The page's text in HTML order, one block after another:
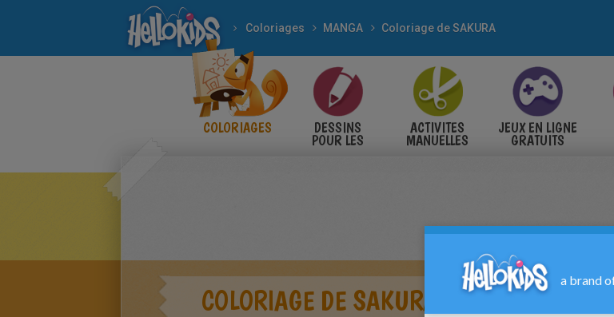
Coloriages MANGA Coloriage de SAKURA
COLORIAGES DESSINS
POUR LES
ACTIVITES
MANUELLES
JEUX EN LIGNE
GRATUITS
COLORIAGE DE SAKURA DANS LES ÉTOILES